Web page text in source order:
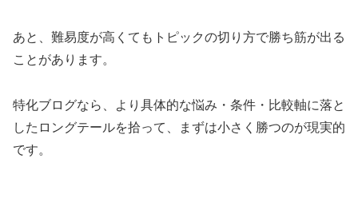
あと、難易度が高くてもトピックの切り方で勝ち筋が出る
ことがあります。
特化ブログなら、より具体的な悩み・条件・比較軸に落と
したロングテールを拾って、まずは小さく勝つのが現実的
です。